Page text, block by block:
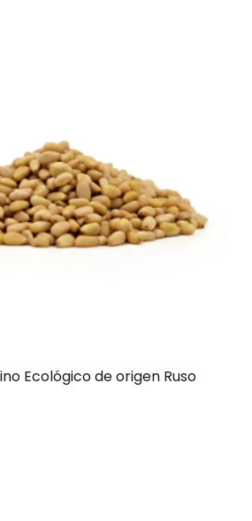
Ecológico de origen Ruso